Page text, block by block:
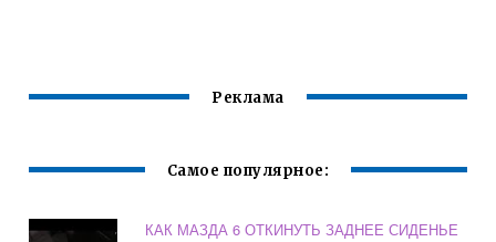
Реклама
Самое популярное:
КАК МАЗДА 6 ОТКИНУТЬ ЗАДНЕЕ СИДЕНЬЕ